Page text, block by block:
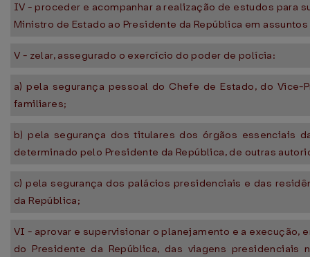
IV - proceder e acompanhar a realização de estudos para
Ministro de Estado ao Presidente da República em
V - zelar, assegurado o exercício do poder de polícia:
a) pela segurança pessoal do Chefe de Estado, do
familiares;
b) pela segurança dos titulares dos órgãos essenciais
determinado pelo Presidente da República, de outras
c) pela segurança dos palácios presidenciais e das
da República;
VI - aprovar e supervisionar o planejamento e a execução,
do Presidente da República, das viagens